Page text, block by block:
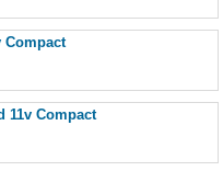
Compact
11v Compact